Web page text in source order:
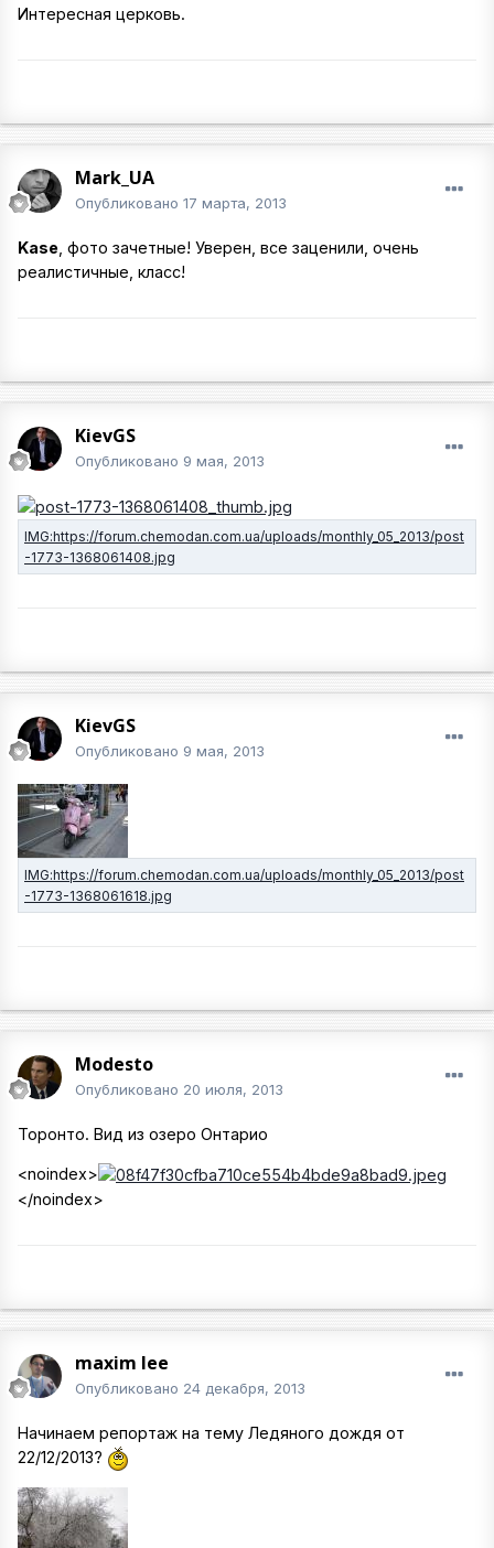
Интересная церковь.
Mark_UA
Опубликовано 17 марта, 2013
Kase , фото зачетные! Уверен, все заценили, очень
реалистичные, класс!
KievGS
Опубликовано 9 мая, 2013
KievGS
Опубликовано 9 мая, 2013
Modesto
Опубликовано 20 июля, 2013
Торонто. Вид из озеро Онтарио
<noindex>
</noindex>
maxim lee
Опубликовано 24 декабря, 2013
Начинаем репортаж на тему Ледяного дождя от
22/12/2013?